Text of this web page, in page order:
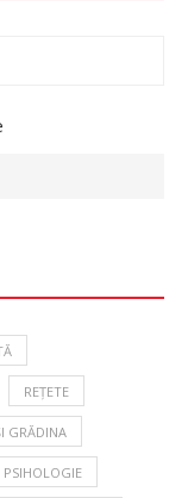
REȚETE
GRĂDINA
PSIHOLOGIE